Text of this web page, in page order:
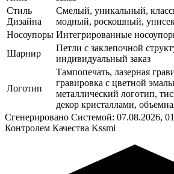
Стиль
Дизайна
Смелый, уникальный,
модный, роскошный,
Носоупоры Интегрированные
Шарнир
Петли с заклепочной
индивидуальный заказ
Логотип
Тампопечать, лазерная
гравировка с цветной
металлический логотип,
декор кристаллами,
Сгенерировано Системой: 07.08.2026,
Контролем Качества Kssmi